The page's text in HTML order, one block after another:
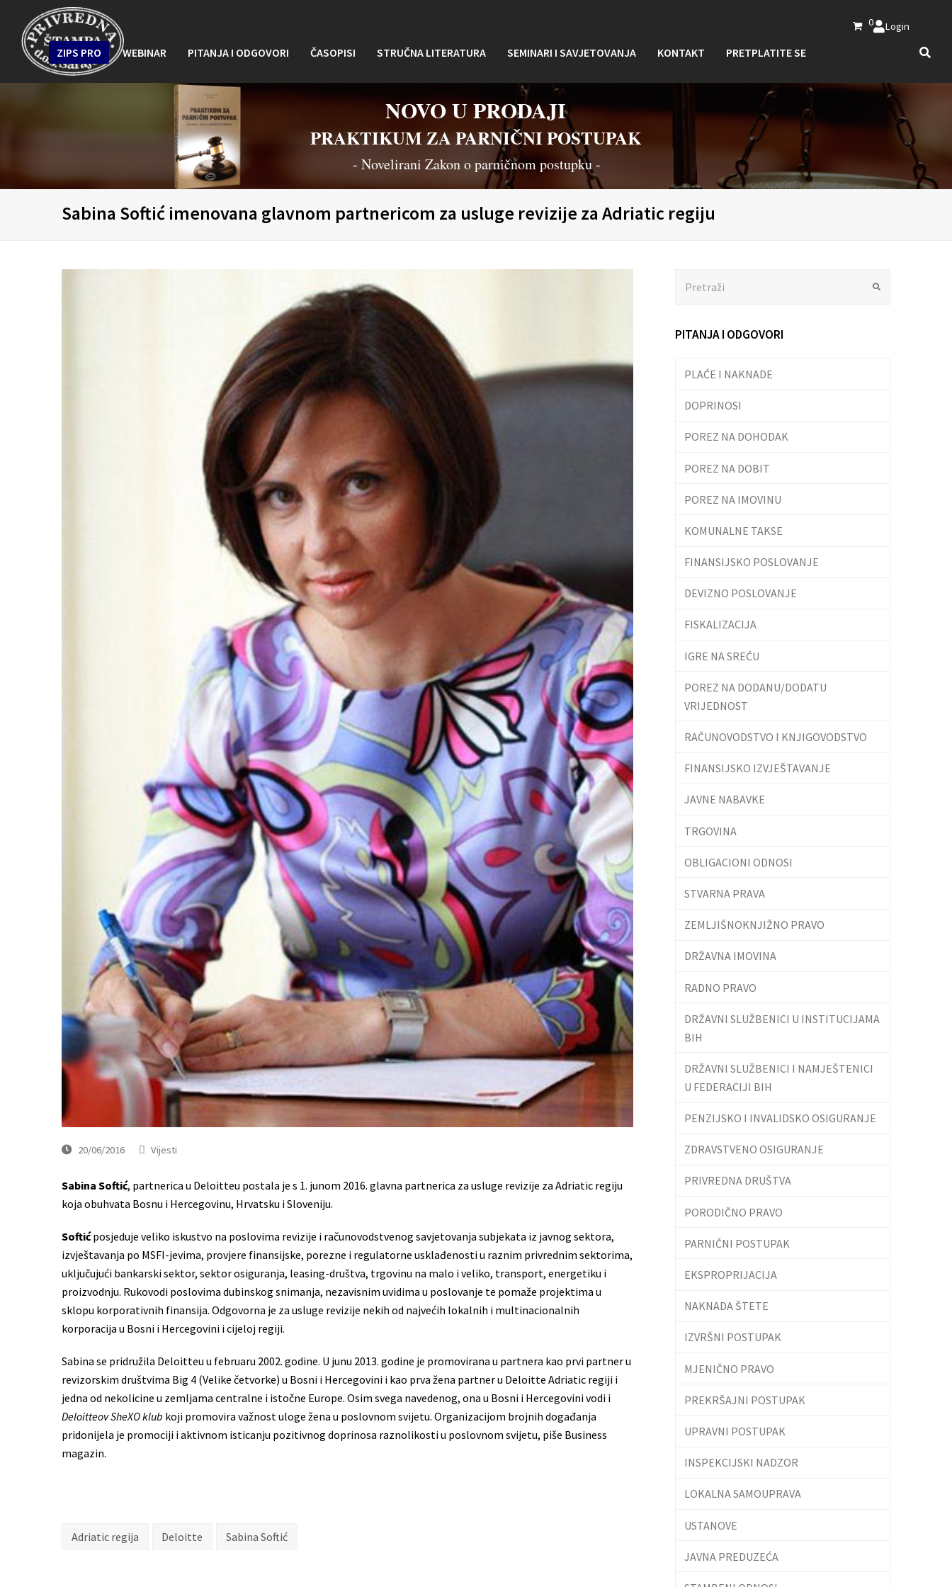
0 Login
ZIPS PRO WEBINAR PITANJA I ODGOVORI ČASOPISI STRUČNA LITERATURA SEMINARI I SAVJETOVANJA KONTAKT PRETPLATITE SE
NOVO U PRODAJI
PRAKTIKUM ZA PARNIČNI POSTUPAK
- Novelirani Zakon o parničnom postupku -
Sabina Softić imenovana glavnom partnericom za usluge revizije za Adriatic regiju
20/06/2016 Vijesti
Sabina Softić, partnerica u Deloitteu postala je s 1. junom 2016. glavna partnerica za usluge revizije za Adriatic regiju
koja obuhvata Bosnu i Hercegovinu, Hrvatsku i Sloveniju.
Softićposjeduje veliko iskustvo na poslovima revizije i računovodstvenog savjetovanja subjekata iz javnog sektora,
izvještavanja po MSFI-jevima, provjere finansijske, porezne i regulatorne usklađenosti u raznim privrednim sektorima,
uključujući bankarski sektor, sektor osiguranja, leasing-društva, trgovinu na malo i veliko, transport, energetiku i
proizvodnju. Rukovodi poslovima dubinskog snimanja, nezavisnim uvidima u poslovanje te pomaže projektima u
sklopu korporativnih finansija. Odgovorna je za usluge revizije nekih od najvećih lokalnih i multinacionalnih
korporacija u Bosni i Hercegovini i cijeloj regiji.
Sabina se pridružila Deloitteu u februaru 2002. godine. U junu 2013. godine je promovirana u partnera kao prvi partner u
revizorskim društvima Big 4 (Velike četvorke) u Bosni i Hercegovini i kao prva žena partner u Deloitte Adriatic regiji i
jedna od nekolicine u zemljama centralne i istočne Europe. Osim svega navedenog, ona u Bosni i Hercegovini vodi i
Deloitteov SheXO klub koji promovira važnost uloge žena u poslovnom svijetu. Organizacijom brojnih događanja
pridonijela je promociji i aktivnom isticanju pozitivnog doprinosa raznolikosti u poslovnom svijetu, piše Business
magazin.
Adriatic regija Deloitte Sabina Softić
PITANJA I ODGOVORI
PLAĆE I NAKNADE
DOPRINOSI
POREZ NA DOHODAK
POREZ NA DOBIT
POREZ NA IMOVINU
KOMUNALNE TAKSE
FINANSIJSKO POSLOVANJE
DEVIZNO POSLOVANJE
FISKALIZACIJA
IGRE NA SREĆU
POREZ NA DODANU/DODATU
VRIJEDNOST
RAČUNOVODSTVO I KNJIGOVODSTVO
FINANSIJSKO IZVJEŠTAVANJE
JAVNE NABAVKE
TRGOVINA
OBLIGACIONI ODNOSI
STVARNA PRAVA
ZEMLJIŠNOKNJIŽNO PRAVO
DRŽAVNA IMOVINA
RADNO PRAVO
DRŽAVNI SLUŽBENICI U INSTITUCIJAMA
BIH
DRŽAVNI SLUŽBENICI I NAMJEŠTENICI
U FEDERACIJI BIH
PENZIJSKO I INVALIDSKO OSIGURANJE
ZDRAVSTVENO OSIGURANJE
PRIVREDNA DRUŠTVA
PORODIČNO PRAVO
PARNIČNI POSTUPAK
EKSPROPRIJACIJA
NAKNADA ŠTETE
IZVRŠNI POSTUPAK
MJENIČNO PRAVO
PREKRŠAJNI POSTUPAK
UPRAVNI POSTUPAK
INSPEKCIJSKI NADZOR
LOKALNA SAMOUPRAVA
USTANOVE
JAVNA PREDUZEĆA